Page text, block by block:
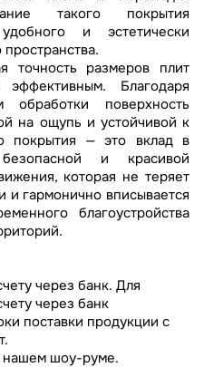
такого покрытия
и эстетически
точность размеров плит
Благодаря
обработки поверхность
на ощупь и устойчивой к
покрытия — это вклад в
и красивой
которая не теряет
и гармонично вписывается
благоустройства
через банк. Для
через банк
поставки продукции с
нашем шоу-руме.